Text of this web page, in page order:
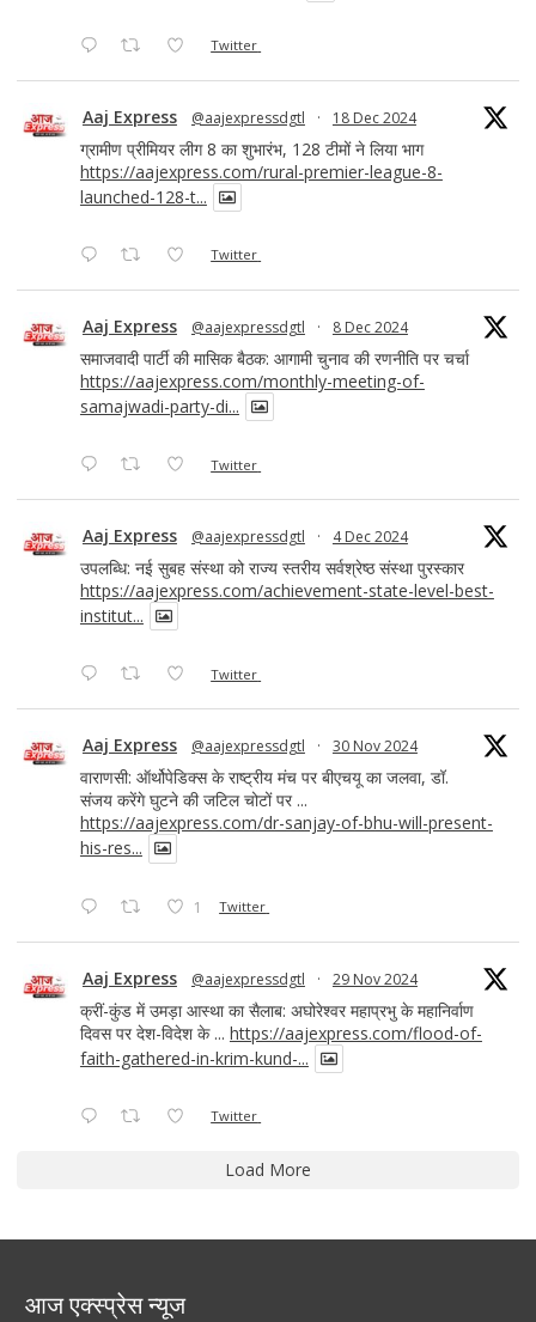
Twitter
Aaj Express @aajexpressdgtl · 18 Dec 2024
ग्रामीण प्रीमियर लीग 8 का शुभारंभ, 128 टीमों ने लिया भाग
https://aajexpress.com/rural-premier-league-8-
launched-128-t...
Twitter
Aaj Express @aajexpressdgtl · 8 Dec 2024
समाजवादी पार्टी की मासिक बैठक: आगामी चुनाव की रणनीति पर चर्चा
https://aajexpress.com/monthly-meeting-of-
samajwadi-party-di...
Twitter
Aaj Express @aajexpressdgtl · 4 Dec 2024
उपलब्धि: नई सुबह संस्था को राज्य स्तरीय सर्वश्रेष्ठ संस्था पुरस्कार
https://aajexpress.com/achievement-state-level-best-
institut...
Twitter
Aaj Express @aajexpressdgtl · 30 Nov 2024
वाराणसी: ऑर्थोपेडिक्स के राष्ट्रीय मंच पर बीएचयू का जलवा, डॉ.
संजय करेंगे घुटने की जटिल चोटों पर ...
https://aajexpress.com/dr-sanjay-of-bhu-will-present-
his-res...
1 Twitter
Aaj Express @aajexpressdgtl · 29 Nov 2024
क्रीं-कुंड में उमड़ा आस्था का सैलाब: अघोरेश्वर महाप्रभु के महानिर्वाण
दिवस पर देश-विदेश के ... https://aajexpress.com/flood-of-
faith-gathered-in-krim-kund-...
Twitter
Load More
आज एक्स्प्रेस न्यूज